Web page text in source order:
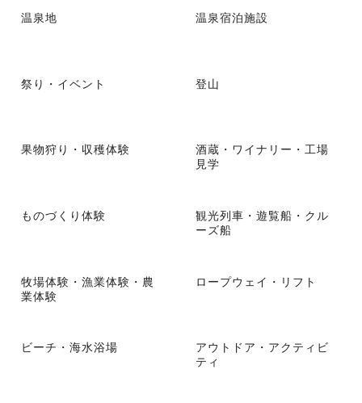
温泉地 温泉宿泊施設
祭り・イベント 登山
果物狩り・収穫体験
酒蔵・ワイナリー・工場
見学
ものづくり体験
観光列車・遊覧船・クル
ーズ船
牧場体験・漁業体験・農
業体験
ロープウェイ・リフト
ビーチ・海水浴場
アウトドア・アクティビ
ティ